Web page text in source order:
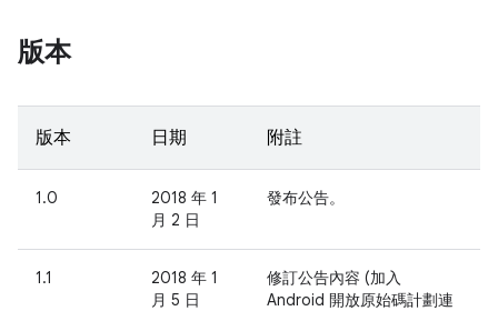
版本
版本 日期 附註
1.0
2018 年 1
月 2 日
發布公告。
1.1
2018 年 1
月 5 日
修訂公告內容 (加入
Android 開放原始碼計劃連